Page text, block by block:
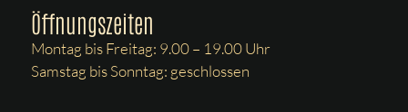
Öffnungszeiten
Montag bis Freitag: 9.00 – 19.00 Uhr
Samstag bis Sonntag: geschlossen